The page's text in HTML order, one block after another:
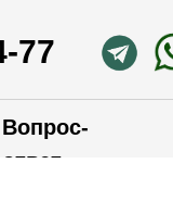
77
Вопрос-
ответ